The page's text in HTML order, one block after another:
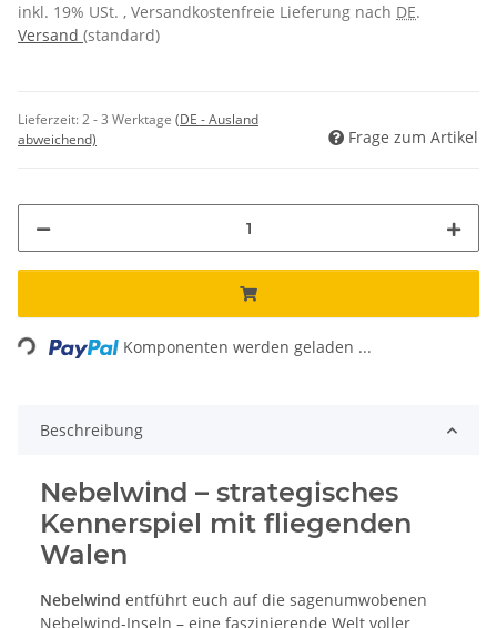
inkl. 19% USt. , Versandkostenfreie Lieferung nach DE.
Versand (standard)
Lieferzeit:2 - 3 Werktage (DE - Ausland
abweichend)
Frage zum Artikel
Loading... Komponenten werden geladen ...
Beschreibung
Nebelwind – strategisches
Kennerspiel mit fliegenden
Walen
Nebelwind entführt euch auf die sagenumwobenen
Nebelwind-Inseln – eine faszinierende Welt voller